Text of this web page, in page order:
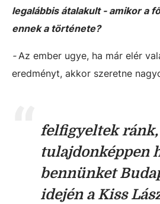
legalábbis átalakult - amikor a
ennek a története?
-Az ember ugye, ha már elér
eredményt, akkor szeretne
felfigyeltek ránk,
tulajdonképpen
bennünket
idején a Kiss